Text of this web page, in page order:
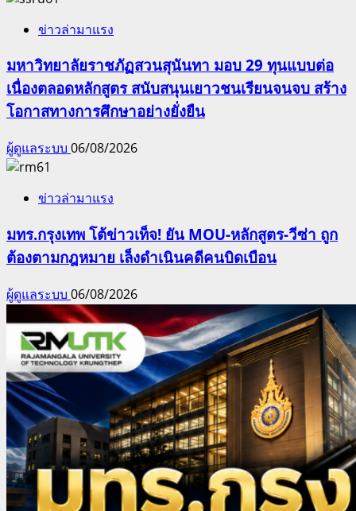
ข่าวล่ามาแรง
มหาวิทยาลัยราชภัฏสวนสุนันทา มอบ 29 ทุนแบบต่อ
เนื่องตลอดหลักสูตร สนับสนุนเยาวชนเรียนจนจบ สร้าง
โอกาสทางการศึกษาอย่างยั่งยืน
ผู้ดูแลระบบ 06/08/2026
ข่าวล่ามาแรง
มทร.กรุงเทพ โต้ข่าวเท็จ! ยัน MOU-หลักสูตร-วีซ่า ถูก
ต้องตามกฎหมาย เล็งดำเนินคดีคนบิดเบือน
ผู้ดูแลระบบ 06/08/2026